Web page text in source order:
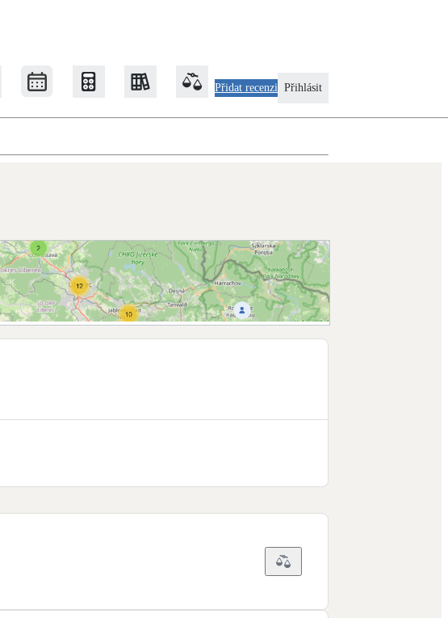
Přidat recenzi Přihlásit
Klimatizace
Tepelná čerpadla na chlazení
Rekonstrukce
Vegetační střechy